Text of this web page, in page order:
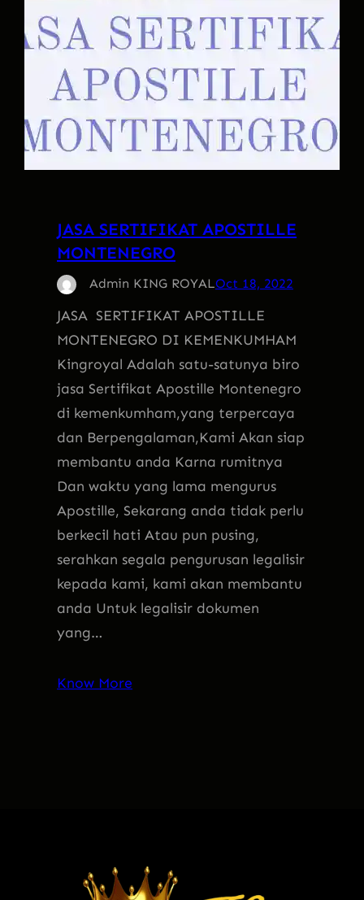
JASA SERTIFIKAT APOSTILLE
MONTENEGRO
Admin KING ROYALOct 18, 2022
JASA SERTIFIKAT APOSTILLE
MONTENEGRO DI KEMENKUMHAM
Kingroyal Adalah satu-satunya biro
jasa Sertifikat Apostille Montenegro
di kemenkumham,yang terpercaya
dan Berpengalaman,Kami Akan siap
membantu anda Karna rumitnya
Dan waktu yang lama mengurus
Apostille, Sekarang anda tidak perlu
berkecil hati Atau pun pusing,
serahkan segala pengurusan legalisir
kepada kami, kami akan membantu
anda Untuk legalisir dokumen
yang…
Know More